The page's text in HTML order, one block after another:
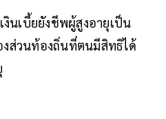
งินเบี้ยยังชีพผู้สูงอายุเป็น
ส่วนท้องถิ่นที่ตนมีสิทธิได้